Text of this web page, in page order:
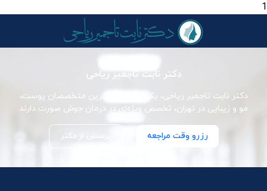
1
دکتر نابت تاجمیر ریاحی
دکتر نابت تاجمیر ریاحی، یکی از برجسته‌ترین متخصصان پوست،
مو و زیبایی در تهران، تخصص ویژه‌ای در درمان جوش صورت دارند
رزرو وقت مراجعه پرسش از دکتر